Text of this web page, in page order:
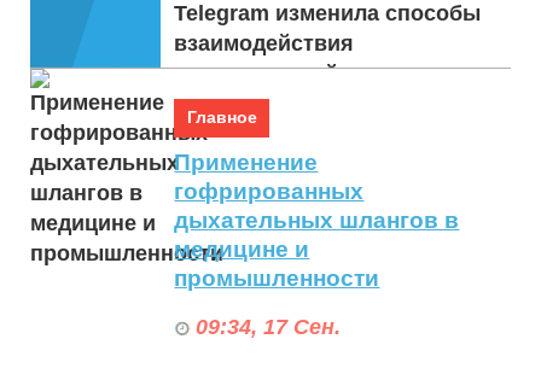
Telegram изменила способы
взаимодействия
пользователей с
искусственным интеллектом,
предложив инновационные
функции, ...
Главное
Применение
гофрированных
дыхательных шлангов в
медицине и
промышленности
09:34, 17 Сен.